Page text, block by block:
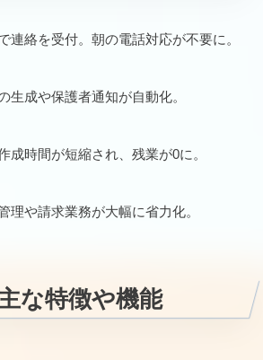
連絡を受付。朝の電話対応が不要に。
生成や保護者通知が自動化。
成時間が短縮され、残業が0に。
理や請求業務が大幅に省力化。
な特徴や機能